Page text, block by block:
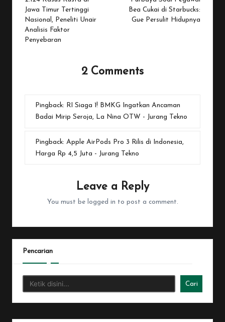
Jawa Timur Tertinggi
Nasional, Peneliti Unair
Analisis Faktor
Penyebaran
Bea Cukai di Starbucks:
Gue Persulit Hidupnya
2 Comments
Pingback:
RI Siaga 1! BMKG Ingatkan Ancaman
Badai Mirip Seroja, La Nina OTW - Jurang Tekno
Pingback: Apple AirPods Pro 3 Rilis di Indonesia,
Harga Rp 4,5 Juta - Jurang Tekno
Leave a Reply
You must be logged in to post a comment.
Pencarian
Cari